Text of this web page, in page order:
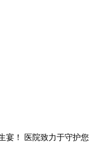
宴！ 医院致力于守护您